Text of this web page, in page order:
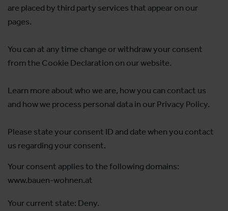
are placed by third party services that appear on our
pages.
You can at any time change or withdraw your consent
from the Cookie Declaration on our website.
Learn more about who we are, how you can contact us
and how we process personal data in our Privacy Policy.
Please state your consent ID and date when you contact
us regarding your consent.
Your consent applies to the following domains:
www.bauen-wohnen.at
Your current state: Deny.